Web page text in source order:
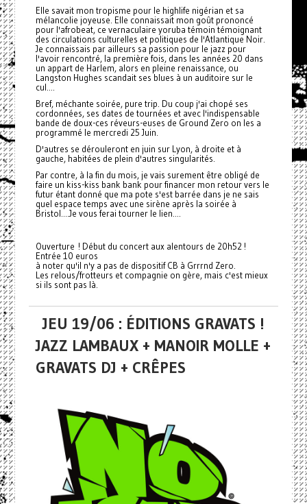
Elle savait mon tropisme pour le highlife nigérian et sa
mélancolie joyeuse. Elle connaissait mon goût prononcé
pour l'afrobeat, ce vernaculaire yoruba témoin témoignant
des circulations culturelles et politiques de l'Atlantique Noir.
Je connaissais par ailleurs sa passion pour le jazz pour
l'avoir rencontré, la première fois, dans les années 20 dans
un appart de Harlem, alors en pleine renaissance, ou
Langston Hughes scandait ses blues à un auditoire sur le
cul....
Bref, méchante soirée, pure trip. Du coup j'ai chopé ses
cordonnées, ses dates de tournées et avec l'indispensable
bande de doux-ces réveurs-euses de Ground Zero on les a
programmé le mercredi 25 Juin.
D'autres se dérouleront en juin sur Lyon, à droite et à
gauche, habitées de plein d'autres singularités.
Par contre, à la fin du mois, je vais surement être obligé de
faire un kiss-kiss bank bank pour financer mon retour vers le
futur étant donné que ma pote s'est barrée dans je ne sais
quel espace temps avec une sirène après la soirée à
Bristol....Je vous ferai tourner le lien....
Ouverture ! Début du concert aux alentours de 20h52 !
Entrée 10 euros
à noter qu'il n'y a pas de dispositif CB à Grrrnd Zero.
Les relous/frotteurs et compagnie on gère, mais c'est mieux
si ils sont pas là.
JEU 19/06 : ÉDITIONS GRAVATS !
JAZZ LAMBAUX + MANOIR MOLLE +
GRAVATS DJ + CRÊPES